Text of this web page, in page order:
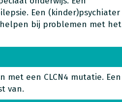
Een (kinder)psychiater
bij problemen met het
met een CLCN4 mutatie. Een
van.